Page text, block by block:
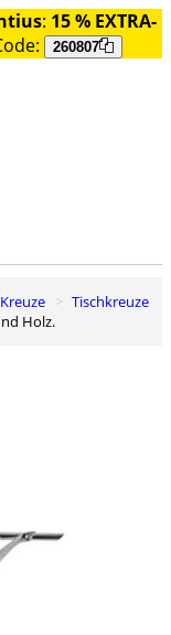
: 15 % EXTRA-
260807
Tischkreuze
Holz.